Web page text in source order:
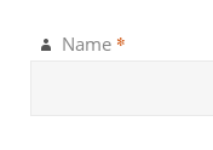
Name *